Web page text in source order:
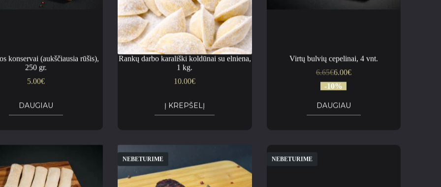
konservai (aukščiausia rūšis),
250 gr.
5.00€
DAUGIAU
Rankų darbo karališki koldūnai su elniena,
1 kg.
10.00€
Į KREPŠELĮ
Virtų bulvių cepelinai, 4 vnt.
6.65€6.00€
-10%
DAUGIAU
NEBETURIME NEBETURIME